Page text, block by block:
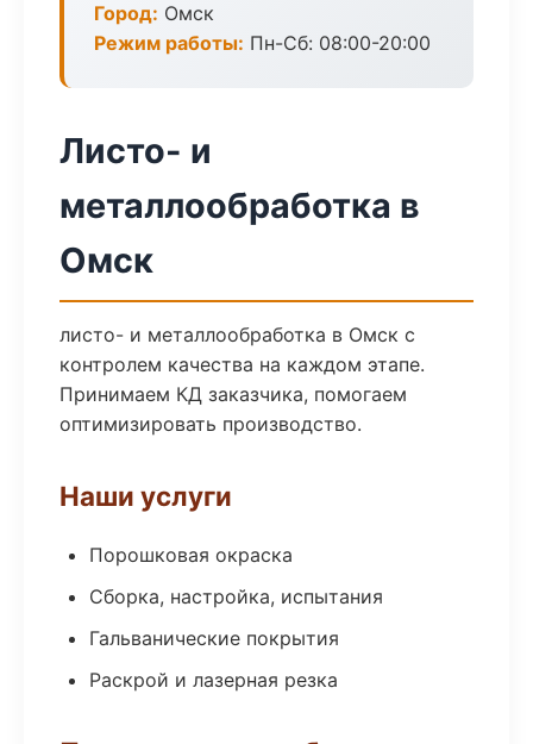
Город: Омск
Режим работы: Пн-Сб: 08:00-20:00
Листо- и
металлообработка в
Омск
листо- и металлообработка в Омск с
контролем качества на каждом этапе.
Принимаем КД заказчика, помогаем
оптимизировать производство.
Наши услуги
Порошковая окраска
Сборка, настройка, испытания
Гальванические покрытия
Раскрой и лазерная резка